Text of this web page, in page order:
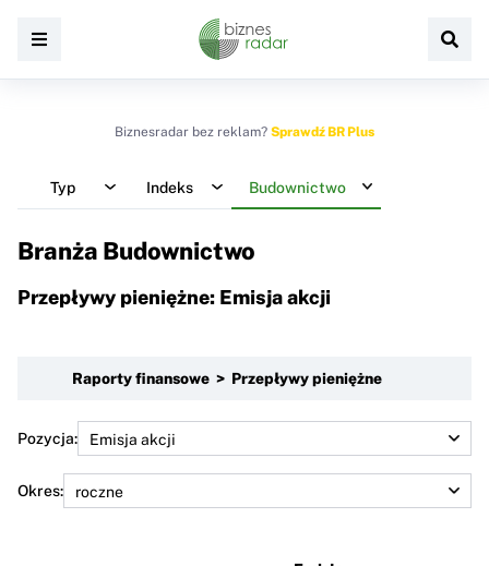
Biznesradar bez reklam? Sprawdź BR Plus
Typ Indeks Budownictwo
Branża Budownictwo
Przepływy pieniężne: Emisja akcji
Raporty finansowe > Przepływy pieniężne
Pozycja:
Okres: